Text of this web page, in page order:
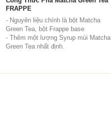
FRAPPE
- Nguyên liệu chính là bột Matcha
Green Tea, bột Frappe base
- Thêm một lượng Syrup mùi Matcha
Green Tea nhất định.